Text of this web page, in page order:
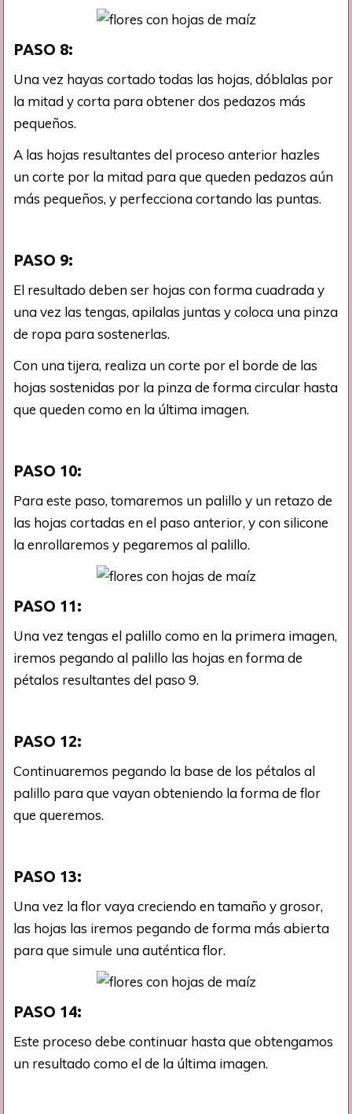
PASO 8:
Una vez hayas cortado todas las hojas, dóblalas por
la mitad y corta para obtener dos pedazos más
pequeños.
A las hojas resultantes del proceso anterior hazles
un corte por la mitad para que queden pedazos aún
más pequeños, y perfecciona cortando las puntas.
PASO 9:
El resultado deben ser hojas con forma cuadrada y
una vez las tengas, apilalas juntas y coloca una pinza
de ropa para sostenerlas.
Con una tijera, realiza un corte por el borde de las
hojas sostenidas por la pinza de forma circular hasta
que queden como en la última imagen.
PASO 10:
Para este paso, tomaremos un palillo y un retazo de
las hojas cortadas en el paso anterior, y con silicone
la enrollaremos y pegaremos al palillo.
PASO 11:
Una vez tengas el palillo como en la primera imagen,
iremos pegando al palillo las hojas en forma de
pétalos resultantes del paso 9.
PASO 12:
Continuaremos pegando la base de los pétalos al
palillo para que vayan obteniendo la forma de flor
que queremos.
PASO 13:
Una vez la flor vaya creciendo en tamaño y grosor,
las hojas las iremos pegando de forma más abierta
para que simule una auténtica flor.
PASO 14:
Este proceso debe continuar hasta que obtengamos
un resultado como el de la última imagen.